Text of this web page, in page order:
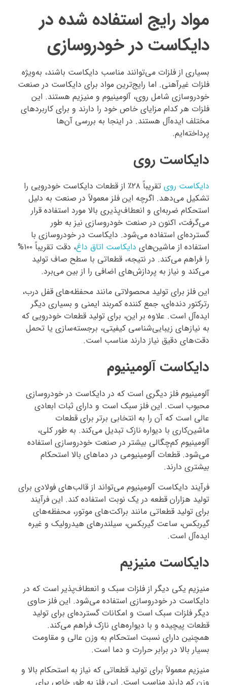
مواد رایج استفاده شده در
دایکاست در خودروسازی
بسیاری از فلزات می‌توانند مناسب دایکاست باشند، به‌ویژه
فلزات غیرآهنی. اما رایج‌ترین مواد برای دایکاست در صنعت
خودروسازی شامل روی، آلومینیوم و منیزیم هستند. این
فلزات هر کدام مزایای خاص خود را دارند و برای کاربردهای
مختلف ایده‌آل هستند. در اینجا به بررسی آن‌ها
پرداخته‌ایم.
دایکاست روی
دایکاست روی
تقریباً ۲۸٪ از قطعات دایکاست خودرویی را
تشکیل می‌دهد. اگرچه این فلز معمولاً در صنعت به دلیل
استحکام ضربه‌ای و انعطاف‌پذیری بالا مورد استفاده قرار
می‌گرفت، اکنون در صنعت خودروسازی نیز به طور
گسترده‌ای استفاده می‌شود. دایکاست در خودروسازی با
استفاده از ماشین‌های دایکاست اتاق داغ
، دقت تقریباً ۱۰۰%
را فراهم می‌کند. در نتیجه، قطعاتی با سطح صاف تولید
می‌کند و نیاز به پردازش‌های اضافی را از بین می‌برد.
این فلز برای تولید محصولاتی مانند محفظه‌های قفل درب،
رترکتور دنده‌ای، جمع کننده کمربند ایمنی و بسیاری دیگر
ایده‌آل است. علاوه بر این، برای تولید قطعات خودرویی که
به نیازهای زیبایی‌شناسی کیفیتی، برجسته‌سازی یا تحمل
دقت‌های دقیق نیاز دارند مناسب است.
دایکاست آلومینیوم
آلومینیوم فلز دیگری است که در دایکاست در خودروسازی
محبوب است. این فلز سبک است و دارای ثبات ابعادی
عالی است که آن را به انتخابی برتر برای قطعات
ماشین‌کاری با دیواره نازک تبدیل می‌کند. به طور کلی،
آلومینیوم کم‌چگالی بیشتر در صنعت خودروسازی استفاده
می‌شود. قطعات آلومینیومی در دماهای بالا استحکام
بیشتری دارند.
فرآیند دایکاست آلومینیوم می‌تواند از قالب‌های فولادی برای
تولید هزاران قطعه در یک نوبت استفاده کند. این فرآیند
برای تولید قطعاتی مانند براکت‌های موتور، محفظه‌های
گیربکس، ساعت گیربکس، سیلندرهای هیدرولیک و غیره
ایده‌آل است.
دایکاست منیزیم
منیزیم یکی دیگر از فلزات سبک و انعطاف‌پذیر است که در
دایکاست در خودروسازی استفاده می‌شود. این فلز حاوی
دیگر فلزات سبک است و امکانات گسترده‌ای برای تولید
قطعات پیچیده و با دیواره‌های نازک فراهم می‌کند.
همچنین دارای نسبت استحکام به وزن عالی و مقاومت
بسیار بالا در برابر حرارت و دما است.
منیزیم معمولاً برای تولید قطعاتی که نیاز به استحکام بالا و
وزن کم دارند مناسب است. این فلز به طور خاص برای